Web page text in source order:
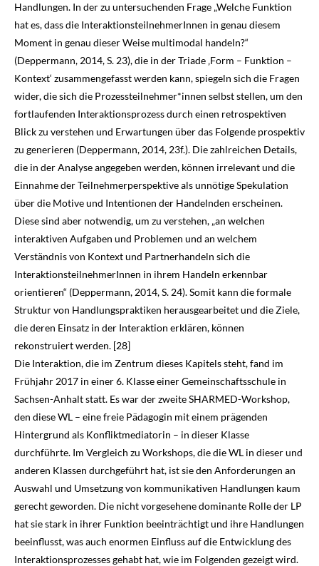
Handlungen. In der zu untersuchenden Frage „Welche Funktion
hat es, dass die Interaktions­teilnehmerInnen in genau diesem
Moment in genau dieser Weise multimodal handeln?“
(Deppermann, 2014, S. 23), die in der Triade ‚Form – Funktion –
Kontext‘ zusammengefasst werden kann, spiegeln sich die Fragen
wider, die sich die Prozessteilnehmer*innen selbst stellen, um den
fortlaufenden Interaktionsprozess durch einen retrospektiven
Blick zu verstehen und Erwartungen über das Folgende prospektiv
zu generieren (Deppermann, 2014, 23f.). Die zahlreichen Details,
die in der Analyse angegeben werden, können irrelevant und die
Einnahme der Teilnehmerperspektive als unnötige Spekulation
über die Motive und Intentionen der Han­delnden erscheinen.
Diese sind aber notwendig, um zu verstehen, „an welchen
interaktiven Aufgaben und Problemen und an welchem
Verständnis von Kontext und Partnerhandeln sich die
InteraktionsteilnehmerInnen in ihrem Handeln erkennbar
orientieren“ (Deppermann, 2014, S. 24). Somit kann die formale
Struktur von Handlungspraktiken herausgearbeitet und die Ziele,
die deren Einsatz in der Interaktion erklären, können
rekonstruiert werden. [28]
Die Interaktion, die im Zentrum dieses Kapitels steht, fand im
Frühjahr 2017 in einer 6. Klasse einer Gemeinschaftsschule in
Sachsen-Anhalt statt. Es war der zweite SHARMED-Workshop,
den diese WL – eine freie Pädagogin mit einem prägenden
Hintergrund als Konfliktmediatorin – in dieser Klasse
durchführte. Im Vergleich zu Workshops, die die WL in dieser und
anderen Klassen durchgeführt hat, ist sie den Anforderungen an
Auswahl und Umsetzung von kommuni­kativen Handlungen kaum
gerecht geworden. Die nicht vorgesehene dominante Rolle der LP
hat sie stark in ihrer Funktion beeinträchtigt und ihre Handlungen
beeinflusst, was auch enormen Einfluss auf die Entwicklung des
Interaktionsprozesses gehabt hat, wie im Folgenden gezeigt wird.